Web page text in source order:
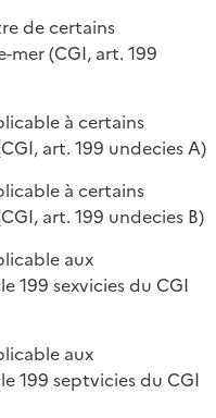
de certains
mer (CGI, art. 199
à certains
art. 199 undecies A)
à certains
art. 199 undecies B)
aux
199 sexvicies du CGI
aux
199 septvicies du CGI